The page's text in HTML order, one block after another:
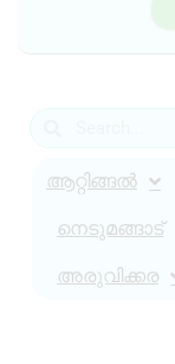
ആറ്റിങ്ങൽ
നെടുമങ്ങാട്
അരുവിക്കര